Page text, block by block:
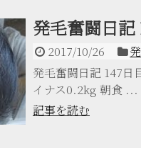
発毛奮闘日記
2017/10/26
発毛奮闘日記 147
イナス0.2kg 朝食 ...
記事を読む